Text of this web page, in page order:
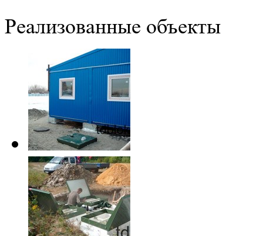
Реализованные объекты